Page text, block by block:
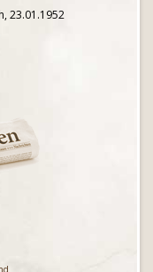
23.01.1952